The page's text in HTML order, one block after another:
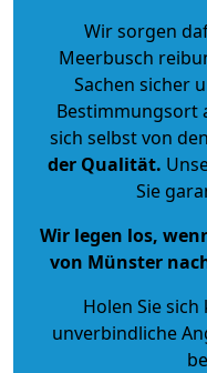
Wir sorgen
Meerbusch
Sachen sicher
Bestimmungsort
sich selbst von den
der Qualität.
Sie
Wir legen los,
von Münster
Holen Sie
unverbindliche